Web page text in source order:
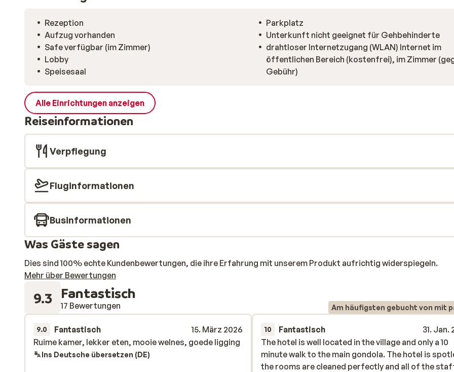
Rezeption
Aufzug vorhanden
Safe verfügbar (im Zimmer)
Lobby
Speisesaal
Parkplatz
Unterkunft nicht geeignet für Gehbehinderte
drahtloser Internetzugang (WLAN) Internet im
öffentlichen Bereich (kostenfrei), im Zimmer
Gebühr)
Alle Einrichtungen anzeigen
Reiseinformationen
Verpflegung
Fluginformationen
Businformationen
Was Gäste sagen
Dies sind 100% echte Kundenbewertungen, die ihre Erfahrung mit unserem Produkt aufrichtig widerspiegeln.
Mehr über Bewertungen
9.3 Fantastisch
17 Bewertungen Am häufigsten gebucht von mit
9.0 Fantastisch
15. März 2026
Ruime kamer, lekker eten, mooie welnes, goede ligging
Ruime kamer, lekker eten, mooie welnes, goede ligging
Ins Deutsche übersetzen (DE)
10 Fantastisch
31. Jan.
The hotel is well located in the village and only a 10
minute walk to the main gondola. The hotel is
the rooms are cleaned perfectly and all of the
The hotel is well located in the village and only a 10
minute walk to the main gondola. The hotel is
the rooms are cleaned perfectly and all of the